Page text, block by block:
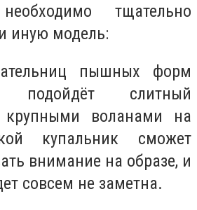
тщательно
иную модель:
пышных форм
подойдёт слитный
крупными воланами на
купальник сможет
внимание на образе, и
совсем не заметна.